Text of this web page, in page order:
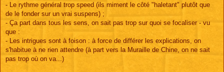
- Le rythme général trop speed (ils miment le côté "haletant" plutôt que
de le fonder sur un vrai suspens) ;
- Ça part dans tous les sens, on sait pas trop sur quoi se focaliser - vu
que :
- Les intrigues sont à foison : à force de différer les explications, on
s'habitue à ne rien attendre (à part vers la Muraille de Chine, on ne sait
pas trop où on va...)